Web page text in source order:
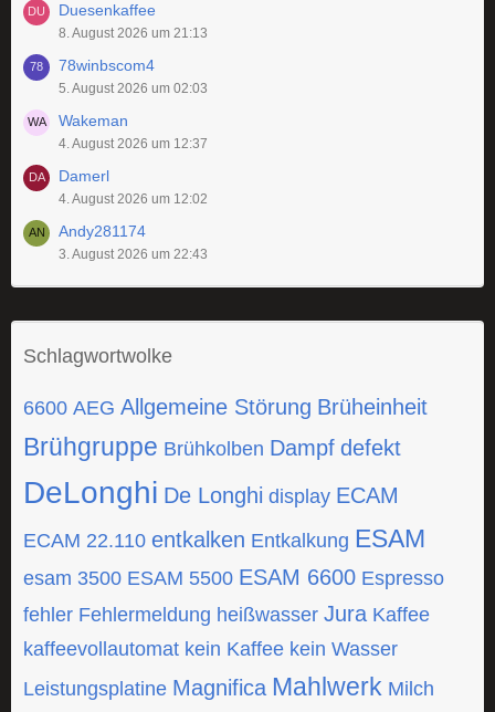
Duesenkaffee
8. August 2026 um 21:13
78winbscom4
5. August 2026 um 02:03
Wakeman
4. August 2026 um 12:37
Damerl
4. August 2026 um 12:02
Andy281174
3. August 2026 um 22:43
Schlagwortwolke
6600 AEG Allgemeine Störung Brüheinheit
Brühgruppe Brühkolben Dampf defekt
DeLonghi De Longhi display ECAM
ECAM 22.110 entkalken Entkalkung ESAM
esam 3500 ESAM 5500 ESAM 6600 Espresso
fehler Fehlermeldung heißwasser Jura Kaffee
kaffeevollautomat kein Kaffee kein Wasser
Leistungsplatine Magnifica Mahlwerk Milch